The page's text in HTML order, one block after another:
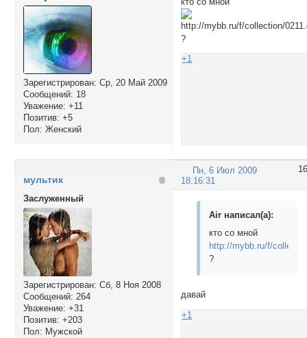
Зарегистрирован: Ср, 20 Май 2009
Сообщений: 18
Уважение: +11
Позитив: +5
Пол: Женский
?
+1
16
Пн, 6 Июл 2009
18:16:31
мультик
Заслуженный
Зарегистрирован: Сб, 8 Ноя 2008
Сообщений: 264
Уважение: +31
Позитив: +203
Пол: Мужской
Air написал(а):
кто со мной
http://mybb.ru/f/
?
давай
+1